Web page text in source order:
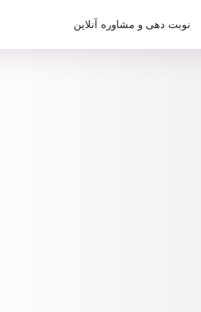
نوبت دهی و مشاوره آنلاین